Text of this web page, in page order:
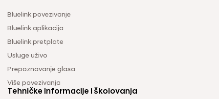
Bluelink povezivanje
Bluelink aplikacija
Bluelink pretplate
Usluge uživo
Prepoznavanje glasa
Više povezivanja
Tehničke informacije i školovanja